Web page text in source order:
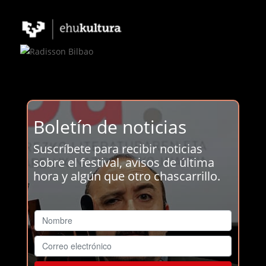
Boletín de noticias
Suscríbete para recibir noticias
sobre el festival, avisos de última
hora y algún que otro chascarrillo.